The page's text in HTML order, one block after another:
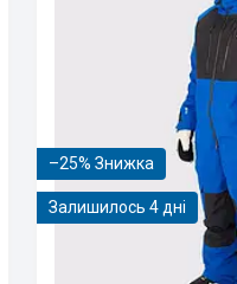
–25%
Залишилось 4 дні